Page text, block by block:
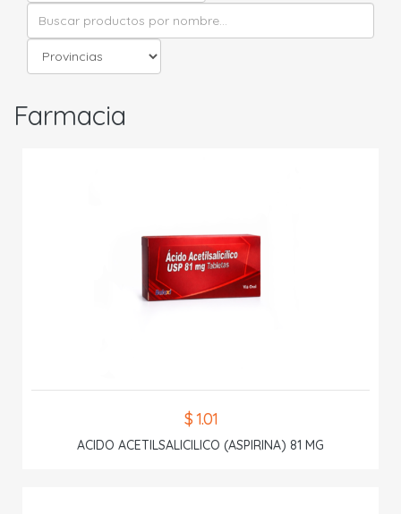
Farmacia
$ 1.01
ACIDO ACETILSALICILICO (ASPIRINA) 81 MG